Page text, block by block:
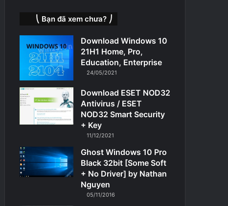
⎝ Bạn đã xem chưa? ⎠
Download Windows 10
21H1 Home, Pro,
Education, Enterprise
24/05/2021
Download ESET NOD32
Antivirus / ESET
NOD32 Smart Security
+ Key
11/12/2021
Ghost Windows 10 Pro
Black 32bit [Some Soft
+ No Driver] by Nathan
Nguyen
05/11/2016